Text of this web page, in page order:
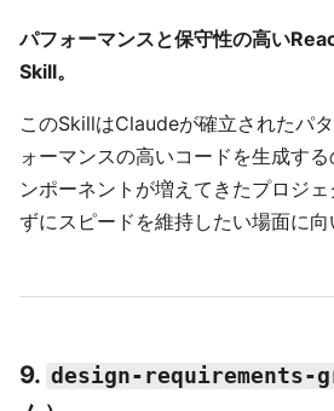
パフォーマンスと保守性の高い
Skill。
このSkillはClaudeが確立されたパ
ォーマンスの高いコードを生成す
ンポーネントが増えてきたプロジ
ずにスピードを維持したい場面に向
9. design-